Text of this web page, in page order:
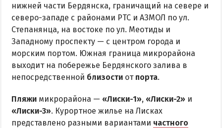
нижней части Бердянска, граничащий на севере и
северо-западе с районами РТС и АЗМОЛ по ул.
Степанянца, на востоке по ул. Меотиды и
Западному проспекту — с центром города и
морским портом. Южная граница микрорайона
выходит на побережье Бердянского залива в
непосредственной близости от порта.
Пляжи микрорайона — «Лиски-1», «Лиски-2» и
«Лиски-3». Курортное жилье на Лисках
представлено разными вариантами частного